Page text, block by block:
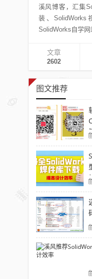
溪风博客，汇集
装、
SolidWorks自学网
文章
2602
图文推荐